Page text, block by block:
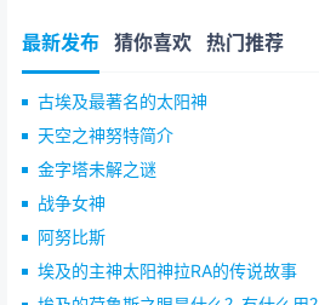
最新发布 猜你喜欢 热门推荐
古埃及最著名的太阳神
天空之神努特简介
金字塔未解之谜
战争女神
阿努比斯
埃及的主神太阳神拉RA的传说故事